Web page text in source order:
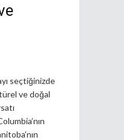
seçtiğinizde
ve doğal